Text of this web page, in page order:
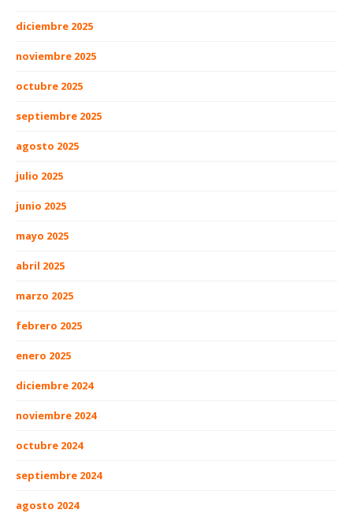
diciembre 2025
noviembre 2025
octubre 2025
septiembre 2025
agosto 2025
julio 2025
junio 2025
mayo 2025
abril 2025
marzo 2025
febrero 2025
enero 2025
diciembre 2024
noviembre 2024
octubre 2024
septiembre 2024
agosto 2024